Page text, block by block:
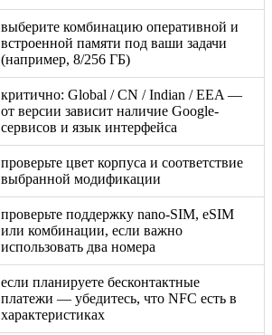
выберите комбинацию оперативной и
встроенной памяти под ваши задачи
(например, 8/256 ГБ)
критично: Global / CN / Indian / EEA —
от версии зависит наличие Google-
сервисов и язык интерфейса
проверьте цвет корпуса и соответствие
выбранной модификации
проверьте поддержку nano-SIM, eSIM
или комбинации, если важно
использовать два номера
если планируете бесконтактные
платежи — убедитесь, что NFC есть в
характеристиках